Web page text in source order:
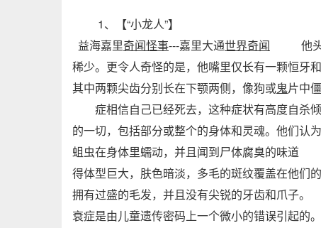
1、【“小龙人”】
益海嘉里奇闻怪事---嘉里大通世界奇闻 他头部
稀少。更令人奇怪的是，他嘴里仅长有一颗恒牙
其中两颗尖齿分别长在下颚两侧，像狗或鬼片中
症相信自己已经死去，这种症状有高度自杀
的一切，包括部分或整个的身体和灵魂。他们认
蛆虫在身体里蠕动，并且闻到尸体腐臭的味
得体型巨大，肤色暗淡，多毛的斑纹覆盖在他们
拥有过盛的毛发，并且没有尖锐的牙齿和爪
衰症是由儿童遗传密码上一个微小的错误引起的